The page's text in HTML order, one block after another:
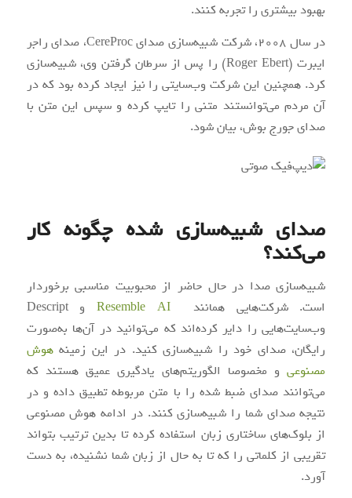
بهبود بیشتری را تجربه کنند.
‌در سال 2008، شرکت شبیه‌سازی صدای CereProc، صدای راجر
ایبرت (Roger Ebert) را پس از سرطان گرفتن وی، شبیه‌سازی
کرد. همچنین این شرکت وب‌سایتی را نیز ایجاد کرده بود که در
آن مردم می‌توانستند متنی را تایپ کرده و سپس این متن با
صدای جورج بوش، بیان شود.
صدای شبیه‌سازی شده چگونه کار
می‌کند؟
شبیه‌سازی صدا در حال حاضر از محبوبیت مناسبی برخوردار
است. شرکت‌هایی همانندResemble AI
و Descript
وب‌سایت‌هایی را دایر کرده‌اند که می‌توانید در آن‌ها به‌صورت
رایگان، صدای خود را شبیه‌سازی کنید. در این زمینههوش
مصنوعیو مخصوصا الگوریتم‌های یادگیری عمیق هستند که
می‌توانند صدای ضبط شده را با متن مربوطه تطبیق داده و در
نتیجه صدای شما را شبیه‌سازی کنند. در ادامه هوش مصنوعی
از بلوک‌های ساختاری زبان استفاده کرده تا بدین ترتیب بتواند
تقریبی از کلماتی را که تا به حال از زبان شما نشنیده، به دست
آورد.